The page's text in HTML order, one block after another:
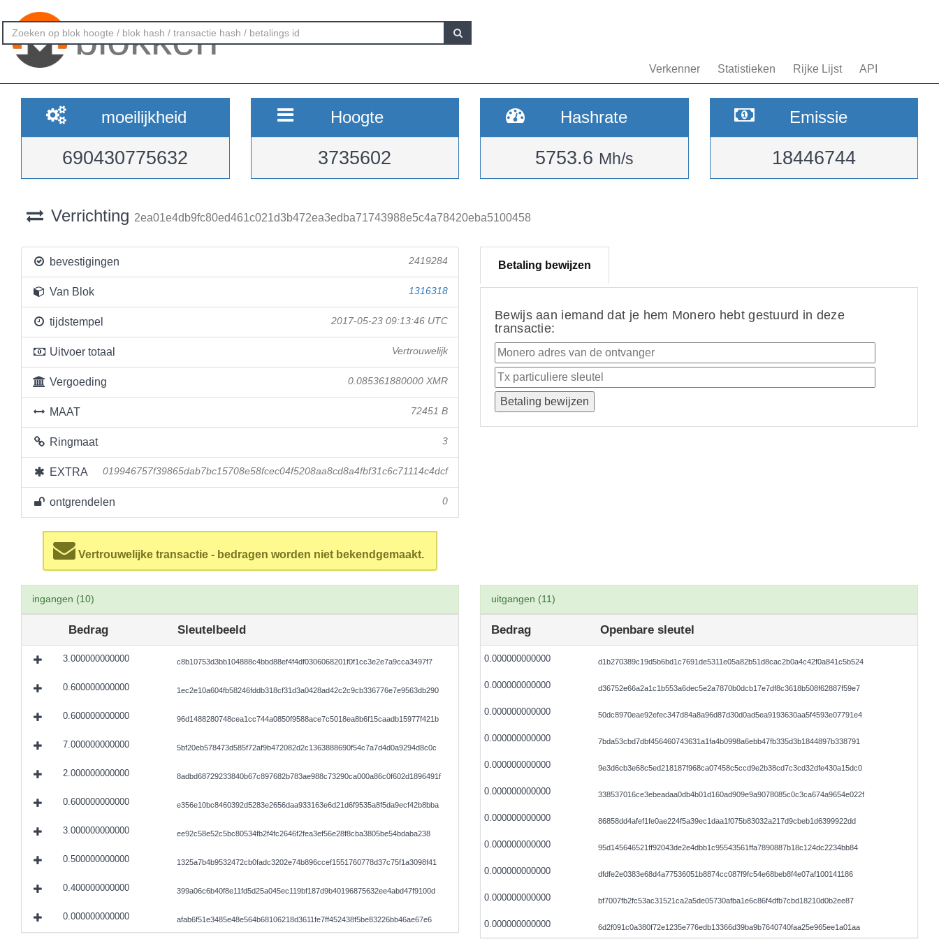
blokken
Verkenner Statistieken Rijke Lijst API
moeilijkheid
690430775632
Hoogte
3735602
Hashrate
5753.6 Mh/s
Emissie
18446744
Verrichting 2ea01e4db9fc80ed461c021d3b472ea3edba71743988e5c4a78420eba5100458
bevestigingen 2419284
Van Blok 1316318
tijdstempel 2017-05-23 09:13:46 UTC
Uitvoer totaal Vertrouwelijk
Vergoeding 0.085361880000 XMR
MAAT 72451 B
Ringmaat 3
EXTRA 019946757f39865dab7bc15708e58fcec04f5208aa8cd8a4fbf31c6c71114c4dcf
ontgrendelen 0
Vertrouwelijke transactie - bedragen worden niet bekendgemaakt.
Betaling bewijzen
Bewijs aan iemand dat je hem Monero hebt gestuurd in deze
transactie:
ingangen (10)
Bedrag Sleutelbeeld
3.000000000000 c8b10753d3bb104888c4bbd88ef4f4df0306068201f0f1cc3e2e7a9cca3497f7
0.600000000000 1ec2e10a604fb58246fddb318cf31d3a0428ad42c2c9cb336776e7e9563db290
0.600000000000 96d1488280748cea1cc744a0850f9588ace7c5018ea8b6f15caadb15977f421b
7.000000000000 5bf20eb578473d585f72af9b472082d2c1363888690f54c7a7d4d0a9294d8c0c
2.000000000000 8adbd68729233840b67c897682b783ae988c73290ca000a86c0f602d1896491f
0.600000000000 e356e10bc8460392d5283e2656daa933163e6d21d6f9535a8f5da9ecf42b8bba
3.000000000000 ee92c58e52c5bc80534fb2f4fc2646f2fea3ef56e28f8cba3805be54bdaba238
0.500000000000 1325a7b4b9532472cb0fadc3202e74b896ccef1551760778d37c75f1a3098f41
0.400000000000 399a06c6b40f8e11fd5d25a045ec119bf187d9b40196875632ee4abd47f9100d
0.000000000000 afab6f51e3485e48e564b68106218d3611fe7ff452438f5be83226bb46ae67e6
uitgangen (11)
Bedrag Openbare sleutel
0.000000000000 d1b270389c19d5b6bd1c7691de5311e05a82b51d8cac2b0a4c42f0a841c5b524
0.000000000000 d36752e66a2a1c1b553a6dec5e2a7870b0dcb17e7df8c3618b508f62887f59e7
0.000000000000 50dc8970eae92efec347d84a8a96d87d30d0ad5ea9193630aa5f4593e07791e4
0.000000000000 7bda53cbd7dbf456460743631a1fa4b0998a6ebb47fb335d3b1844897b338791
0.000000000000 9e3d6cb3e68c5ed218187f968ca07458c5ccd9e2b38cd7c3cd32dfe430a15dc0
0.000000000000 338537016ce3ebeadaa0db4b01d160ad909e9a9078085c0c3ca674a9654e022f
0.000000000000 86858dd4afef1fe0ae224f5a39ec1daa1f075b83032a217d9cbeb1d6399922dd
0.000000000000 95d145646521ff92043de2e4dbb1c95543561ffa7890887b18c124dc2234bb84
0.000000000000 dfdfe2e0383e68d4a77536051b8874cc087f9fc54e68beb8f4e07af100141186
0.000000000000 bf7007fb2fc53ac31521ca2a5de05730afba1e6c86f4dfb7cbd18210d0b2ee87
0.000000000000 6d2f091c0a380f72e1235e776edb13366d39ba9b7640740faa25e965ee1a01aa